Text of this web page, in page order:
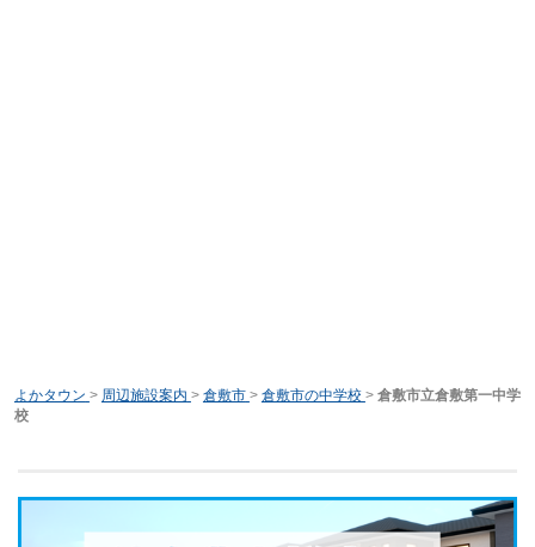
よかタウン > 周辺施設案内 > 倉敷市 > 倉敷市の中学校 > 倉敷市立倉敷第一中学
校